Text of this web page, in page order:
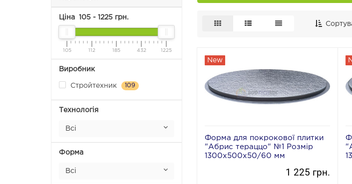
Ціна 105 - 1225 грн.
105 112 185 432 1225
Виробник
Стройтехник 109
Технологія
Всі
Форма
Всі
New
Форма для покрокової плитки
"Абрис тераццо" №1 Розмір
1300х500х50/60 мм
1 225 грн.